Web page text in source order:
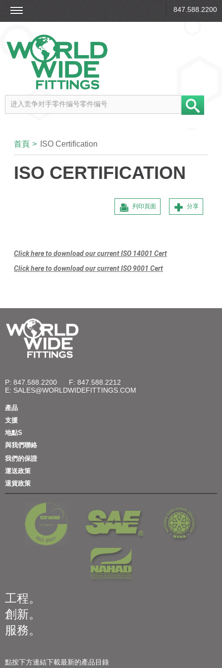
847.588.2200
首頁 > ISO Certification
ISO CERTIFICATION
分享
列印頁面
Click here to download our current ISO 14001 Cert
Click here to download our current ISO 9001 Cert
P: 847.588.2200
F: 847.588.2212
E: SALES@WORLDWIDEFITTINGS.COM
產品
支援
地點S
與我們聯絡
我們的保證
運送政策
退貨政策
工程。
創新。
服務。
點按下方連結下載最新的產品目錄